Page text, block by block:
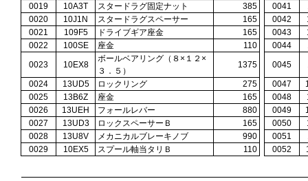
0019
10A3T スタードラグ固定ナット 385 0041
0020
10J1N スタードラグスペーサー 165 0042
0021
109F5 ドライブギア座金 165 0043
0022
100SE 座金 110 0044
0023
10EX8
ボールベアリング（８×１２×
３．５）
1375 0045
0024
13UD5 ロックリング 275 0047
0025
13B6Z 座金 165 0048
0026
13UEH フォールレバー 880 0049
0027
13UD3 ロックスペーサーＢ 165 0050
0028
13U8V メカニカルブレーキノブ 990 0051
0029
10EX5 スプール軸当タリＢ 110 0052